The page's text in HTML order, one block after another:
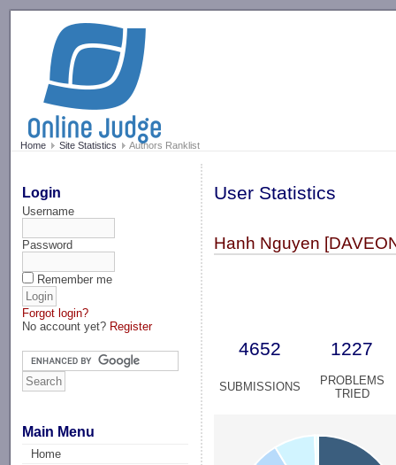
Home Site Statistics Authors Ranklist
Login
Username
Password
Remember me
Forgot login?
No account yet? Register
Main Menu
Home
User Statistics
Hanh Nguyen
4652 1227
SUBMISSIONS
PROBLEMS
TRIED